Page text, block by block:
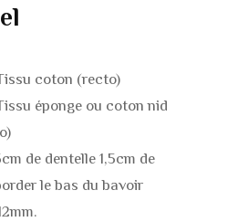
coton (recto)
éponge ou coton nid
de dentelle 1,5cm de
le bas du bavoir